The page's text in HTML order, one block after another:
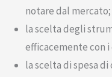
notare dal mercato;
la scelta degli
efficacemente con
la scelta di spesa